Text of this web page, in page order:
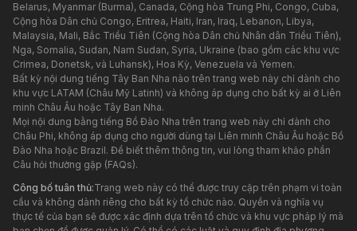
Belarus, Myanmar (Burma), Canada, Cộng hòa Trung Phi, Congo, Cuba,
Cộng hòa Dân chủ Congo, Eritrea, Haiti, Iran, Iraq, Lebanon, Libya,
Malaysia, Mali, Bắc Triều Tiên (Cộng hòa Dân chủ Nhân dân Triều Tiên),
Nga, Somalia, Sudan, Nam Sudan, Syria, Ukraine (bao gồm các khu vực
Crimea, Donetsk, và Luhansk), Hoa Kỳ, Venezuela và Yemen.
Bất kỳ nội dung tiếng Tây Ban Nha nào trên trang web này chỉ dành cho
khu vực LATAM (Châu Mỹ Latinh) và không áp dụng cho bất kỳ ai ở Liên
minh Châu Âu hoặc Tây Ban Nha.
Mọi nội dung bằng tiếng Bồ Đào Nha trên trang web này chỉ dành cho
Châu Phi, không áp dụng cho người dùng tại Liên minh Châu Âu hoặc Bồ
Đào Nha hoặc Brazil. Để biết thêm thông tin, vui lòng tham khảo phần
Câu hỏi thường gặp (FAQs).
Công bố tuân thủ:Trang web này có thể được truy cập trên phạm vi toàn
cầu và không dành riêng cho bất kỳ tổ chức nào. Quyền và nghĩa vụ
thực tế của bạn sẽ được xác định dựa trên tổ chức và khu vực pháp lý mà